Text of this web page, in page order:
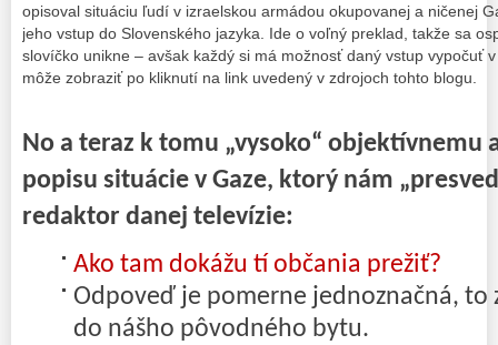
opisoval situáciu ľudí v izraelskou armádou okupovanej a ničenej
jeho vstup do Slovenského jazyka. Ide o voľný preklad, takže sa
slovíčko unikne – avšak každý si má možnosť daný vstup vypočuť
môže zobraziť po kliknutí na link uvedený v zdrojoch tohto blogu.
No a teraz k tomu „vysoko“ objektívnemu
popisu situácie v Gaze, ktorý nám
redaktor danej televízie:
Ako tam dokážu tí občania prežiť?
Odpoveď je pomerne jednoznačná, to
do nášho pôvodného bytu.